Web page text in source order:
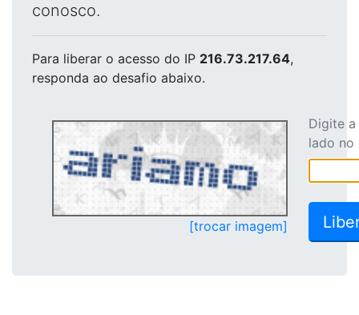
conosco.
Para liberar o acesso do IP 216.73.217.64,
responda ao desafio abaixo.
[trocar imagem]
Digite
lado no